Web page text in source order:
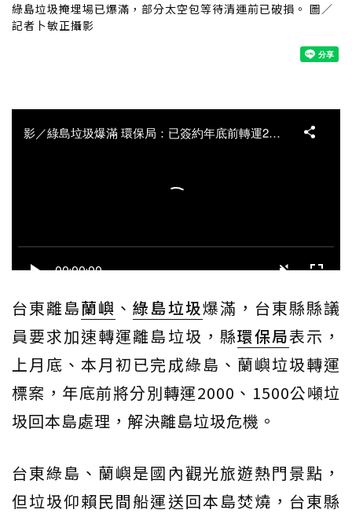
綠島垃圾掩埋場已爆滿，部分太空包等待清運前已破損。 圖／
記者卜敏正攝影
台東離島蘭嶼 、綠島垃圾爆滿，台東縣縣議
員要求加速轉運離島垃圾，縣環保局表示，
上月底、本月初已完成綠島、蘭嶼垃圾轉運
標案，年底前將分別轉運2000、1500公噸垃
圾回本島處理，解決離島垃圾危機。
台東綠島、蘭嶼是國內觀光旅遊熱門景點，
但垃圾仰賴民間船運送回本島焚燒，台東縣